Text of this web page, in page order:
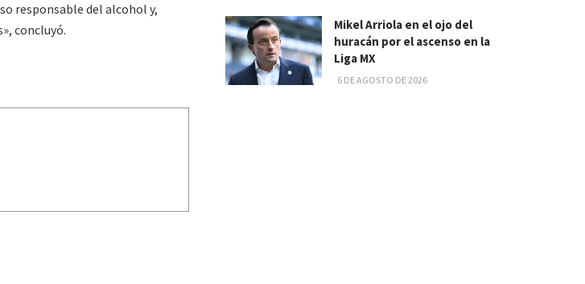
responsable del alcohol y,
concluyó.
Mikel Arriola en el ojo del
huracán por el ascenso en la
Liga MX
6 DE AGOSTO DE 2026